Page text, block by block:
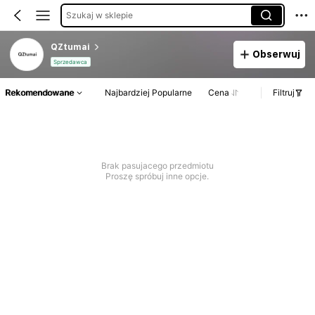
Szukaj w sklepie
QZtumai
Sprzedawca
Obserwuj
Rekomendowane Najbardziej Popularne Cena Filtruj
Brak pasujacego przedmiotu
Proszę spróbuj inne opcje.